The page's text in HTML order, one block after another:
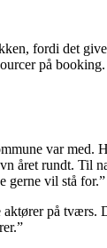
fordi det
på
var
året rundt.
gerne vil stå for.”
på